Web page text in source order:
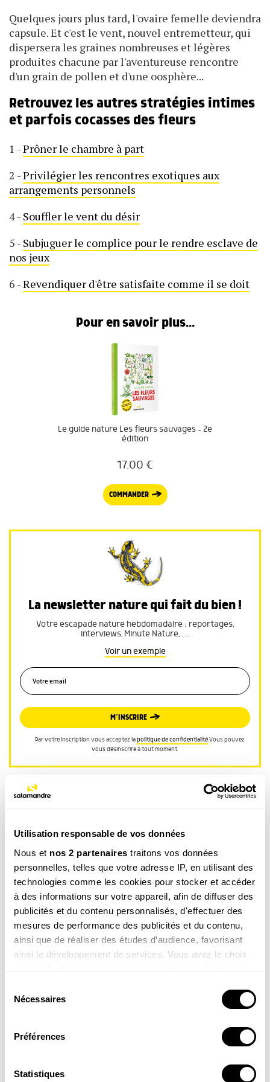
Utilisation responsable de vos données
Nous et nos 2 partenaires traitons vos données
personnelles, telles que votre adresse IP, en utilisant des
technologies comme les cookies pour stocker et accéder
à des informations sur votre appareil, afin de diffuser des
publicités et du contenu personnalisés, d'effectuer des
mesures de performance des publicités et du contenu,
ainsi que de réaliser des études d’audience, favorisant
ainsi le développement de services. Vous avez le choix
tout moment en consultant la Déclaration relative aux
cookies ou en cliquant sur l'icône de confidentialité.
Si vous le permettez, nous aimerions également :
géographique qui peuvent être précises à plusieurs
Nécessaires
Préférences
Statistiques
Quelques jours plus tard, l'ovaire femelle deviendra
capsule. Et c'est le vent, nouvel entremetteur, qui
dispersera les graines nombreuses et légères
produites chacune par l'aventureuse rencontre
d'un grain de pollen et d'une oosphère...
Retrouvez les autres stratégies intimes
et parfois cocasses des fleurs
1 -Prôner le chambre à part
2 -Privilégier les rencontres exotiques aux
arrangements personnels
4 - Souffler le vent du désir
5 - Subjuguer le complice pour le rendre esclave de
nos jeux
6 -Revendiquer d'être satisfaite comme il se doit
Pour en savoir plus...
Le guide nature Les fleurs sauvages – 2e
édition
17.00 €
COMMANDER
La newsletter nature qui fait du bien !
Votre escapade nature hebdomadaire : reportages,
interviews, Minute Nature, …
Voir un exemple
M’INSCRIRE
Par votre inscription vous acceptez la politique de confidentialité.Vous pouvez
vous désinscrire à tout moment.
de laRevue
Cet article est extrait de la Revue Salamandre
n° 214 Février - Mars 2013
, article initialement paru sous le titre